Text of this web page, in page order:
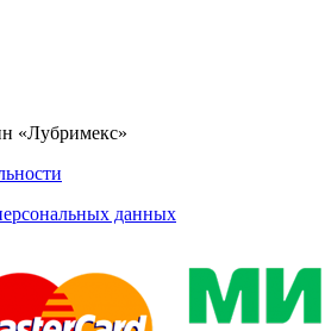
«Лубримекс»
данных